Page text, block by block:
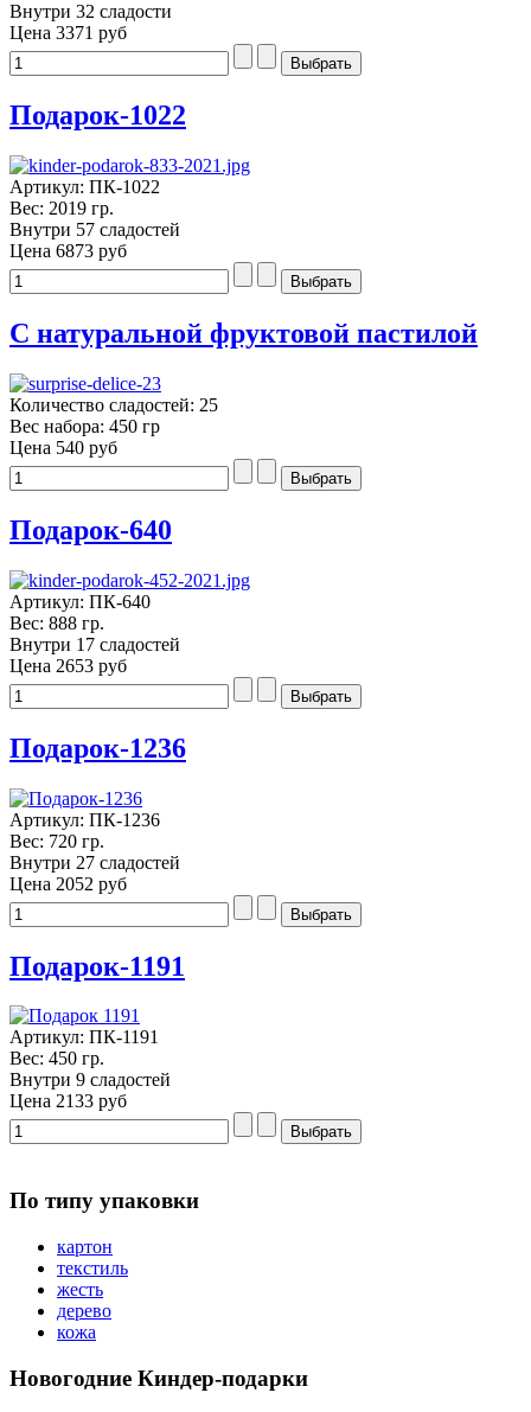
Внутри 32 сладости
Цена 3371 руб
Подарок-1022
Артикул: ПК-1022
Вес: 2019 гр.
Внутри 57 сладостей
Цена 6873 руб
С натуральной фруктовой пастилой
Количество сладостей: 25
Вес набора: 450 гр
Цена 540 руб
Подарок-640
Артикул: ПК-640
Вес: 888 гр.
Внутри 17 сладостей
Цена 2653 руб
Подарок-1236
Артикул: ПК-1236
Вес: 720 гр.
Внутри 27 сладостей
Цена 2052 руб
Подарок-1191
Артикул: ПК-1191
Вес: 450 гр.
Внутри 9 сладостей
Цена 2133 руб
По типу упаковки
картон
текстиль
жесть
дерево
кожа
Новогодние Киндер-подарки